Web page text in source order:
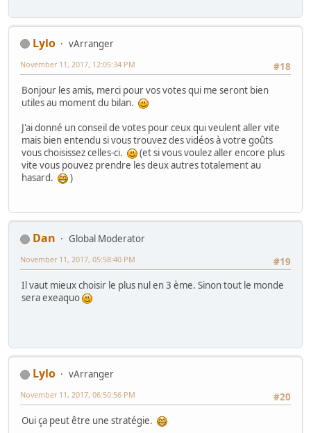
Lylo
vArranger
#18
November 11, 2017, 12:05:34 PM
Bonjour les amis, merci pour vos votes qui me seront bien
utiles au moment du bilan.
J'ai donné un conseil de votes pour ceux qui veulent aller vite
mais bien entendu si vous trouvez des vidéos à votre goûts
vous choisissez celles-ci.
(et si vous voulez aller encore plus
vite vous pouvez prendre les deux autres totalement au
hasard.
)
Dan
Global Moderator
#19
November 11, 2017, 05:58:40 PM
Il vaut mieux choisir le plus nul en 3 ème. Sinon tout le monde
sera exeaquo
Lylo
vArranger
#20
November 11, 2017, 06:50:56 PM
Oui ça peut être une stratégie.